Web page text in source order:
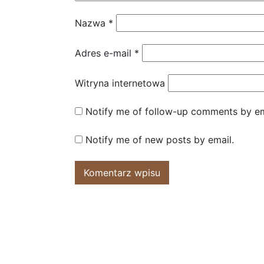
Nazwa *
Adres e-mail *
Witryna internetowa
Notify me of follow-up comments by
Notify me of new posts by email.